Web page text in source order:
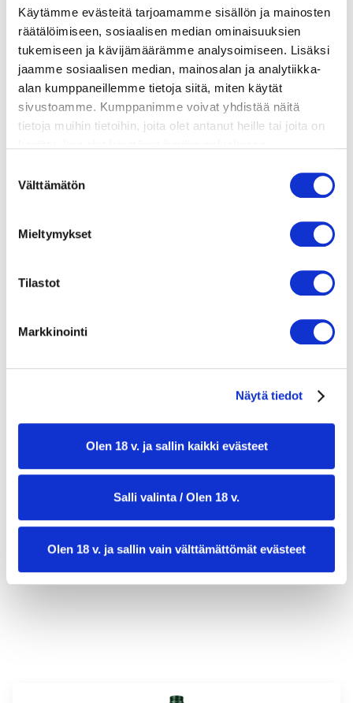
Käytämme evästeitä tarjoamamme sisällön ja mainosten
räätälöimiseen, sosiaalisen median ominaisuuksien
tukemiseen ja kävijämäärämme analysoimiseen. Lisäksi
jaamme sosiaalisen median, mainosalan ja analytiikka-
alan kumppaneillemme tietoja siitä, miten käytät
sivustoamme. Kumppanimme voivat yhdistää näitä
tietoja muihin tietoihin, joita olet antanut heille tai joita on
tai vanhempi. Vahvista ikäsi käyttääksesi sivustoa.
valinta
Välttämätön
Mieltymykset
Tilastot
Markkinointi
Näytä tiedot
Olen 18 v. ja sallin kaikki evästeet
Salli valinta / Olen 18 v.
Olen 18 v. ja sallin vain välttämättömät evästeet
valmistusohje
lisätietoja
1 dl ruisjauhoja
valkopippuria
valmistusaika: 25 min
annosmäärä:4